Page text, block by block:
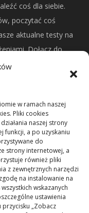
w ramach naszej
Pliki cookies
naszej strony
funkcji, a po uzyskaniu
do
strony internetowej, a
również pliki
z zewnętrznych narzędzi
na instalowanie na
wskazanych
ustawienia
„Zobacz
coś dla siebie.
poczytać coś
aktualne testy na
Dołącz do
i księgowanie
najważniejszych
jak wydłużyć dobry